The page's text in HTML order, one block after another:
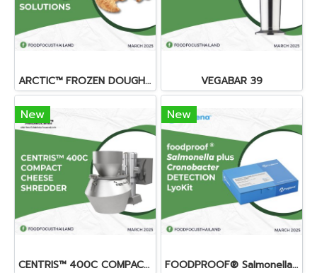
ARCTIC™ FROZEN DOUGH SOLUTIONS VEGABAR 39
New
CENTRIS™ 400C COMPACT CHEESE SHREDDER
New
FOODPROOF® Salmonella plus Cronobacter DETECTION LyoKit